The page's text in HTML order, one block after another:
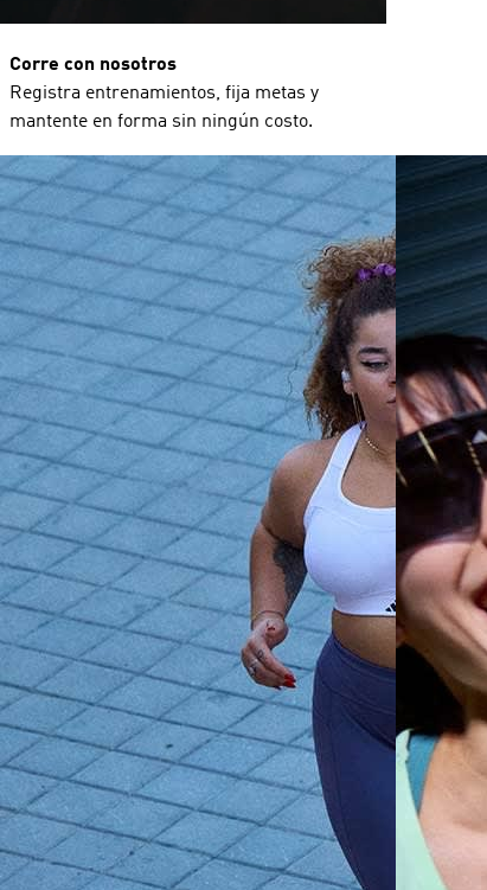
Corre con nosotros
Registra entrenamientos, fija metas y
mantente en forma sin ningún costo.